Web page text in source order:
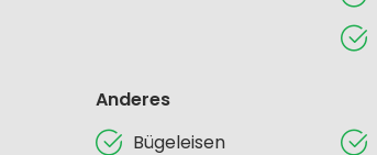
Anderes
Bügeleisen